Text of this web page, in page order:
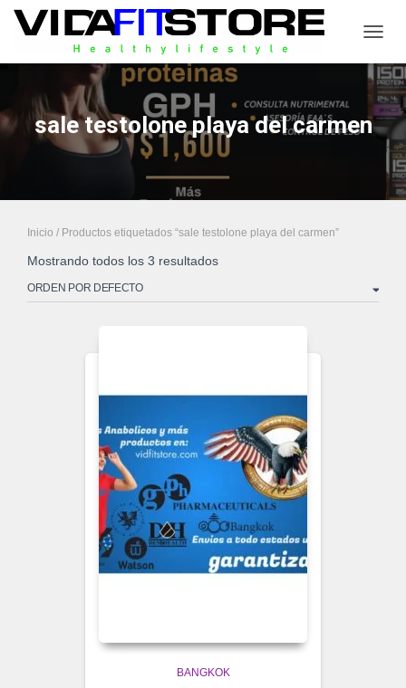
sale testolone playa del carmen
Inicio / Productos etiquetados “sale testolone playa del carmen”
Mostrando todos los 3 resultados
BANGKOK